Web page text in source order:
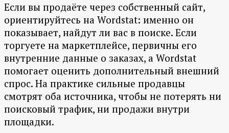
Если вы продаёте через собственный сайт,
ориентируйтесь на Wordstat: именно он
показывает, найдут ли вас в поиске. Если
торгуете на маркетплейсе, первичны его
внутренние данные о заказах, а Wordstat
помогает оценить дополнительный внешний
спрос. На практике сильные продавцы
смотрят оба источника, чтобы не потерять ни
поисковый трафик, ни продажи внутри
площадки.